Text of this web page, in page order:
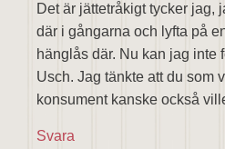
Det är jättetråkigt tycker jag,
där i gångarna och lyfta på
hänglås där. Nu kan jag inte
Usch. Jag tänkte att du som
konsument kanske också
Svara